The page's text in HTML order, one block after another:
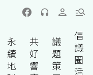
永
續
地
共
好
響
議
題
策
倡
議
圈
活